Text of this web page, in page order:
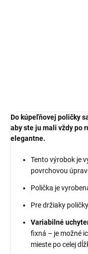
Do kúpeľňovej poličky
aby ste ju mali vždy po
elegantne.
Tento výrobok je
povrchovou
Polička je
Pre držiaky
Variabilné
fixná – je možné
mieste po celej